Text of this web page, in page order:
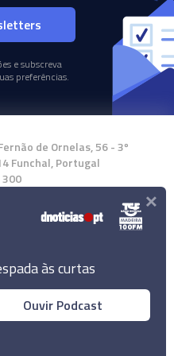
e subscreva
preferências.
de Ornelas, 56 - 3º
Funchal, Portugal
300
App
de Notícias, Lda.
reservados.
às curtas
Ouvir Podcast
×